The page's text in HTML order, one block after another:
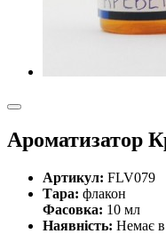
Ароматизатор
Артикул: FLV079
Тара: флакон
Фасовка: 10 мл
Наявність: Немає в